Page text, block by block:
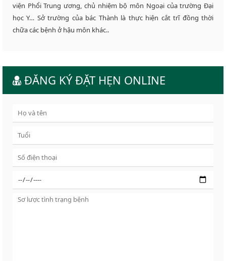
viện Phổi Trung ương, chủ nhiệm bộ môn Ngoại của trường Đại
học Y… Sở trường của bác Thành là thực hiện cắt trĩ đồng thời
chữa các bệnh ở hậu môn khác..
ĐĂNG KÝ ĐẶT HẸN ONLINE